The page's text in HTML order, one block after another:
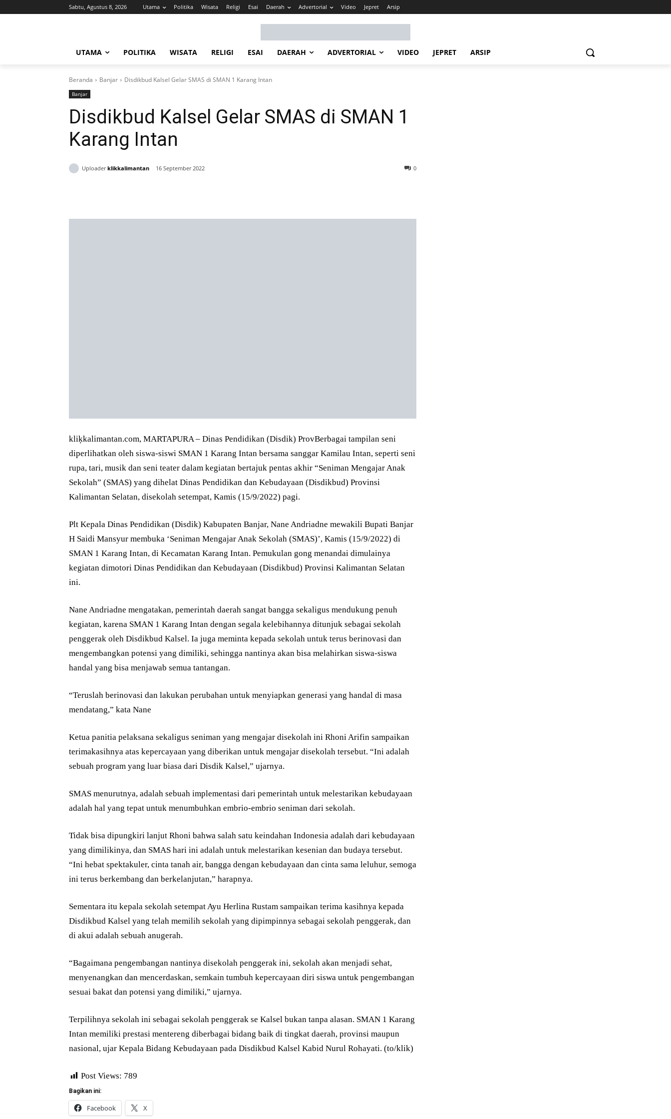
Sabtu, Agustus 8, 2026 Utama Politika Wisata Religi Esai Daerah Advertorial Video Jepret Arsip
UTAMA POLITIKA WISATA RELIGI ESAI DAERAH ADVERTORIAL VIDEO JEPRET ARSIP
Beranda Banjar Disdikbud Kalsel Gelar SMAS di SMAN 1 Karang Intan
Banjar
Disdikbud Kalsel Gelar SMAS di SMAN 1
Karang Intan
Uploader klikkalimantan 16 September 2022 0
kliķkalimantan.com, MARTAPURA – Dinas Pendidikan (Disdik) ProvBerbagai tampilan seni
diperlihatkan oleh siswa-siswi SMAN 1 Karang Intan bersama sanggar Kamilau Intan, seperti seni
rupa, tari, musik dan seni teater dalam kegiatan bertajuk pentas akhir “Seniman Mengajar Anak
Sekolah” (SMAS) yang dihelat Dinas Pendidikan dan Kebudayaan (Disdikbud) Provinsi
Kalimantan Selatan, disekolah setempat, Kamis (15/9/2022) pagi.
Plt Kepala Dinas Pendidikan (Disdik) Kabupaten Banjar, Nane Andriadne mewakili Bupati Banjar
H Saidi Mansyur membuka ‘Seniman Mengajar Anak Sekolah (SMAS)’, Kamis (15/9/2022) di
SMAN 1 Karang Intan, di Kecamatan Karang Intan. Pemukulan gong menandai dimulainya
kegiatan dimotori Dinas Pendidikan dan Kebudayaan (Disdikbud) Provinsi Kalimantan Selatan
ini.
Nane Andriadne mengatakan, pemerintah daerah sangat bangga sekaligus mendukung penuh
kegiatan, karena SMAN 1 Karang Intan dengan segala kelebihannya ditunjuk sebagai sekolah
penggerak oleh Disdikbud Kalsel. Ia juga meminta kepada sekolah untuk terus berinovasi dan
mengembangkan potensi yang dimiliki, sehingga nantinya akan bisa melahirkan siswa-siswa
handal yang bisa menjawab semua tantangan.
“Teruslah berinovasi dan lakukan perubahan untuk menyiapkan generasi yang handal di masa
mendatang,” kata Nane
Ketua panitia pelaksana sekaligus seniman yang mengajar disekolah ini Rhoni Arifin sampaikan
terimakasihnya atas kepercayaan yang diberikan untuk mengajar disekolah tersebut. “Ini adalah
sebuah program yang luar biasa dari Disdik Kalsel,” ujarnya.
SMAS menurutnya, adalah sebuah implementasi dari pemerintah untuk melestarikan kebudayaan
adalah hal yang tepat untuk menumbuhkan embrio-embrio seniman dari sekolah.
Tidak bisa dipungkiri lanjut Rhoni bahwa salah satu keindahan Indonesia adalah dari kebudayaan
yang dimilikinya, dan SMAS hari ini adalah untuk melestarikan kesenian dan budaya tersebut.
“Ini hebat spektakuler, cinta tanah air, bangga dengan kebudayaan dan cinta sama leluhur, semoga
ini terus berkembang dan berkelanjutan,” harapnya.
Sementara itu kepala sekolah setempat Ayu Herlina Rustam sampaikan terima kasihnya kepada
Disdikbud Kalsel yang telah memilih sekolah yang dipimpinnya sebagai sekolah penggerak, dan
di akui adalah sebuah anugerah.
“Bagaimana pengembangan nantinya disekolah penggerak ini, sekolah akan menjadi sehat,
menyenangkan dan mencerdaskan, semkain tumbuh kepercayaan diri siswa untuk pengembangan
sesuai bakat dan potensi yang dimiliki,” ujarnya.
Terpilihnya sekolah ini sebagai sekolah penggerak se Kalsel bukan tanpa alasan. SMAN 1 Karang
Intan memiliki prestasi mentereng diberbagai bidang baik di tingkat daerah, provinsi maupun
nasional, ujar Kepala Bidang Kebudayaan pada Disdikbud Kalsel Kabid Nurul Rohayati. (to/klik)
Post Views: 789
Bagikan ini:
Facebook X